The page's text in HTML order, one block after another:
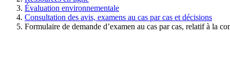
Évaluation environnementale
Consultation des avis, examens au cas par cas et décisions
Formulaire de demande d’examen au cas par cas, relatif à la